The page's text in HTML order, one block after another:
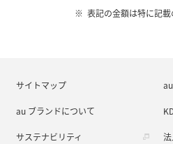
表記の金額は特に記載
サイトマップ
au ブランドについて
サステナビリティ